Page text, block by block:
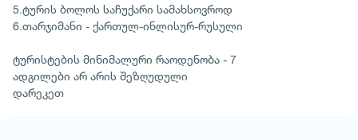
5.ტურის ბოლოს საჩუქარი სამახსოვროდ
6.თარჯიმანი - ქართულ-ინლისურ-რუსული
ტურისტების მინიმალური რაოდენობა - 7
ადგილები არ არის შეზღუდული
დარეკეთ